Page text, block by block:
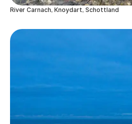
River Carnach, Knoydart, Schottland